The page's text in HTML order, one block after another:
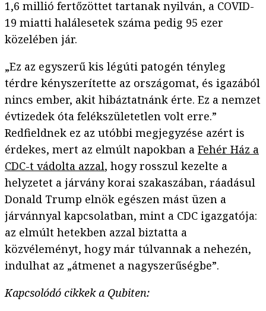
1,6 millió fertőzöttet tartanak nyilván, a COVID-
19 miatti halálesetek száma pedig 95 ezer
közelében jár.
„Ez az egyszerű kis légúti patogén tényleg
térdre kényszerítette az országomat, és igazából
nincs ember, akit hibáztatnánk érte. Ez a nemzet
évtizedek óta felékszületetlen volt erre.”
Redfieldnek ez az utóbbi megjegyzése azért is
érdekes, mert az elmúlt napokban a Fehér Ház a
CDC-t vádolta azzal, hogy rosszul kezelte a
helyzetet a járvány korai szakaszában, ráadásul
Donald Trump elnök egészen mást üzen a
járvánnyal kapcsolatban, mint a CDC igazgatója:
az elmúlt hetekben azzal biztatta a
közvéleményt, hogy már túlvannak a nehezén,
indulhat az „átmenet a nagyszerűségbe”.
Kapcsolódó cikkek a Qubiten: